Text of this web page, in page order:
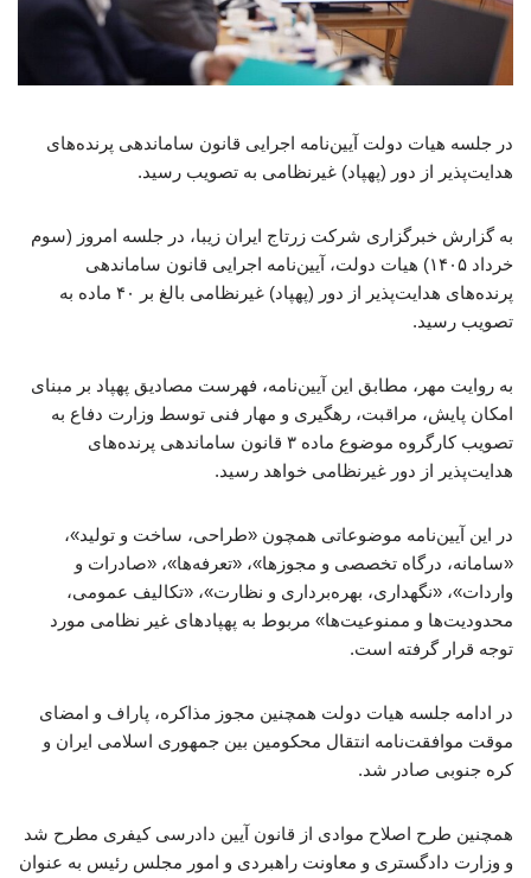
در جلسه هیات دولت آیین‌نامه اجرایی قانون ساماندهی پرنده‌های
هدایت‌پذیر از دور (پهپاد) غیرنظامی به تصویب رسید.
به گزارش خبرگزاری شرکت زرتاج ایران زیبا، در جلسه امروز (سوم
خرداد ۱۴۰۵) هیات دولت، آیین‌نامه اجرایی قانون ساماندهی
پرنده‌های هدایت‌پذیر از دور (پهپاد) غیرنظامی بالغ بر ۴۰ ماده به
تصویب رسید.
به روایت مهر، مطابق این آیین‌نامه، فهرست مصادیق پهپاد بر مبنای
امکان پایش، مراقبت، رهگیری و مهار فنی توسط وزارت دفاع به
تصویب کارگروه موضوع ماده ۳ قانون ساماندهی پرنده‌های
هدایت‌پذیر از دور غیرنظامی خواهد رسید.
در این آیین‌نامه موضوعاتی همچون «طراحی، ساخت و تولید»،
«سامانه، درگاه تخصصی و مجوزها»، «تعرفه‌ها»، «صادرات و
واردات»، «نگهداری، بهره‌برداری و نظارت»، «تکالیف عمومی،
محدودیت‌ها و ممنوعیت‌ها» مربوط به پهپادهای غیر نظامی مورد
توجه قرار گرفته است.
در ادامه جلسه هیات دولت همچنین مجوز مذاکره، پاراف و امضای
موقت موافقت‌نامه انتقال محکومین بین جمهوری اسلامی ایران و
کره جنوبی صادر شد.
همچنین طرح اصلاح موادی از قانون آیین دادرسی کیفری مطرح شد
و وزارت دادگستری و معاونت راهبردی و امور مجلس رئیس به عنوان